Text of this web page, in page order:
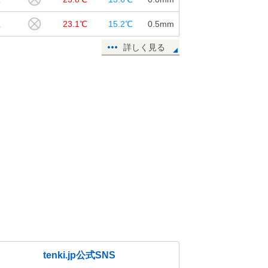
23.1℃ 15.2℃ 0.5mm
詳しく見る
tenki.jp公式SNS